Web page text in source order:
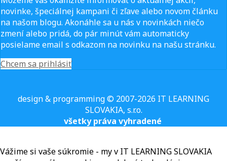
novinke, špeciálnej kampani či zľave alebo novom článku
na našom blogu. Akonáhle sa u nás v novinkách niečo
zmení alebo pridá, do pár minút vám automaticky
posielame email s odkazom na novinku na našu stránku.
Chcem sa prihlásiť
design & programming © 2007-2026 IT LEARNING
SLOVAKIA, s.r.o.
všetky práva vyhradené
Vážime si vaše súkromie - my v IT LEARNING SLOVAKIA